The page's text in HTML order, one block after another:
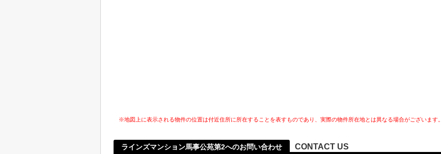
※地図上に表示される物件の位置は付近住所に所在することを表すものであり、実際の物件所在地とは異なる場合がございます。
ラインズマンション馬事公苑第2へのお問い合わせ CONTACT US